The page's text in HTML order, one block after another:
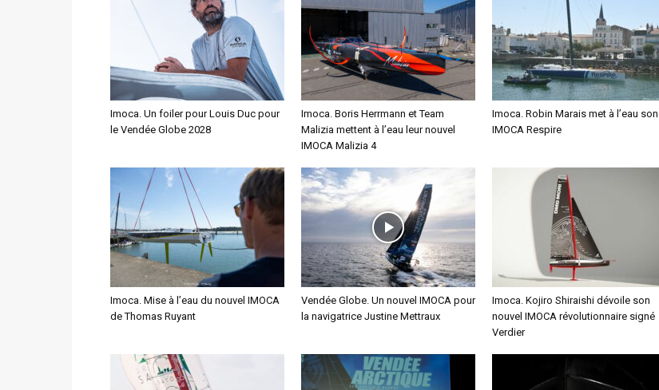
Imoca. Un foiler pour Louis Duc pour
le Vendée Globe 2028
Imoca. Boris Herrmann et Team
Malizia mettent à l’eau leur nouvel
IMOCA Malizia 4
Imoca. Robin Marais met à l’eau son
IMOCA Respire
Imoca. Mise à l’eau du nouvel IMOCA
de Thomas Ruyant
Vendée Globe. Un nouvel IMOCA pour
la navigatrice Justine Mettraux
Imoca. Kojiro Shiraishi dévoile son
nouvel IMOCA révolutionnaire signé
Verdier